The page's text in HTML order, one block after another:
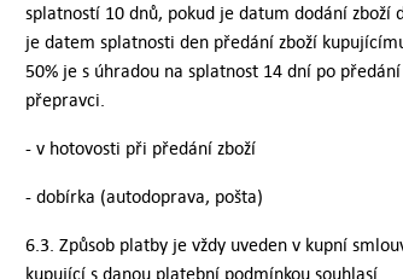
splatností 10 dnů, pokud je datum dodání zboží
je datem splatnosti den předání zboží
50% je s úhradou na splatnost 14 dní po
přepravci.
- v hotovosti při předání zboží
- dobírka (autodoprava, pošta)
6.3. Způsob platby je vždy uveden v kupní
kupující s danou platební podmínkou souhlasí.